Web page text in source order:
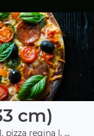
cm)
regina l, ...